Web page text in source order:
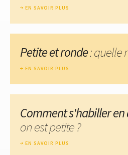
EN SAVOIR PLUS
Petite et ronde: quelle
EN SAVOIR PLUS
Comment s'habiller
on est petite ?
EN SAVOIR PLUS